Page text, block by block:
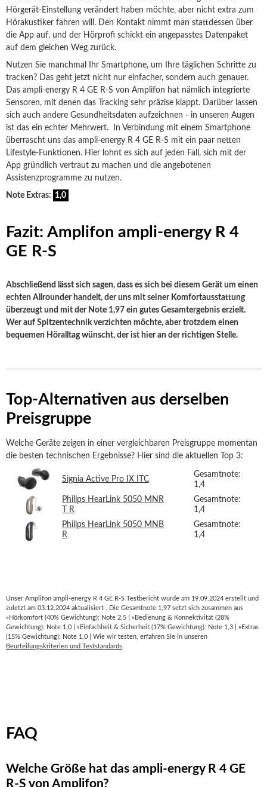
Hörgerät-Einstellung verändert haben möchte, aber nicht extra zum
Hörakustiker fahren will. Den Kontakt nimmt man stattdessen über
die App auf, und der Hörprofi schickt ein angepasstes Datenpaket
auf dem gleichen Weg zurück.
Nutzen Sie manchmal Ihr Smartphone, um Ihre täglichen Schritte zu
tracken? Das geht jetzt nicht nur einfacher, sondern auch genauer.
Das ampli-energy R 4 GE R-S von Amplifon hat nämlich integrierte
Sensoren, mit denen das Tracking sehr präzise klappt. Darüber lassen
sich auch andere Gesundheitsdaten aufzeichnen - in unseren Augen
ist das ein echter Mehrwert. In Verbindung mit einem Smartphone
überrascht uns das ampli-energy R 4 GE R-S mit ein paar netten
Lifestyle-Funktionen. Hier lohnt es sich auf jeden Fall, sich mit der
App gründlich vertraut zu machen und die angebotenen
Assistenzprogramme zu nutzen.
Note Extras: 1,0
Fazit: Amplifon ampli-energy R 4
GE R-S
Abschließend lässt sich sagen, dass es sich bei diesem Gerät um einen
echten Allrounder handelt, der uns mit seiner Komfortausstattung
überzeugt und mit der Note 1,97 ein gutes Gesamtergebnis erzielt.
Wer auf Spitzentechnik verzichten möchte, aber trotzdem einen
bequemen Höralltag wünscht, der ist hier an der richtigen Stelle.
Top-Alternativen aus derselben
Preisgruppe
Welche Geräte zeigen in einer vergleichbaren Preisgruppe momentan
die besten technischen Ergebnisse? Hier sind die aktuellen Top 3:
Signia Active Pro IX ITC
Gesamtnote:
1,4
Philips HearLink 5050 MNR
T R
Gesamtnote:
1,4
Philips HearLink 5050 MNB
R
Gesamtnote:
1,4
Unser Amplifon ampli-energy R 4 GE R-S Testbericht wurde am 19.09.2024 erstellt und
zuletzt am 03.12.2024 aktualisiert . Die Gesamtnote 1,97 setzt sich zusammen aus
»Hörkomfort (40% Gewichtung): Note 2,5 | »Bedienung & Konnektivität (28%
Gewichtung): Note 1,0 | »Einfachheit & Sicherheit (17% Gewichtung): Note 1,3 | »Extras
(15% Gewichtung): Note 1,0 | Wie wir testen, erfahren Sie in unseren
Beurteilungskriterien und Teststandards.
FAQ
Welche Größe hat das ampli-energy R 4 GE
R-S von Amplifon?